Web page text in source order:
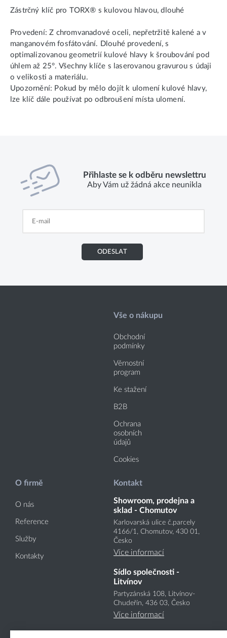
Zástrčný klíč pro TORX® s kulovou hlavou, dlouhé
Provedení: Z chromvanadové oceli, nepřetržitě kalené a v
manganovém fosfátování. Dlouhé provedení, s
optimalizovanou geometrií kulové hlavy k šroubování pod
úhlem až 25°. Všechny klíče s laserovanou gravurou s údaji
o velikosti a materiálu.
Upozornění: Pokud by mělo dojít k ulomení kulové hlavy,
lze klíč dále používat po odbroušení místa ulomení.
Přihlaste se k odběru newslettru
Aby Vám už žádná akce neunikla
ODESLAT
Vše o nákupu
Obchodní
podmínky
Věrnostní
program
Ke stažení
B2B
Ochrana
osobních
údajů
Cookies
O firmě
O nás
Reference
Služby
Kontakty
Kontakt
Showroom, prodejna a
sklad - Chomutov
Karlovarská ulice č.parcely
4166/1, Chomutov, 430 01,
Česko
Více informací
Sídlo společnosti -
Litvínov
Partyzánská 108, Litvínov-
Chudeřín, 436 03, Česko
Více informací